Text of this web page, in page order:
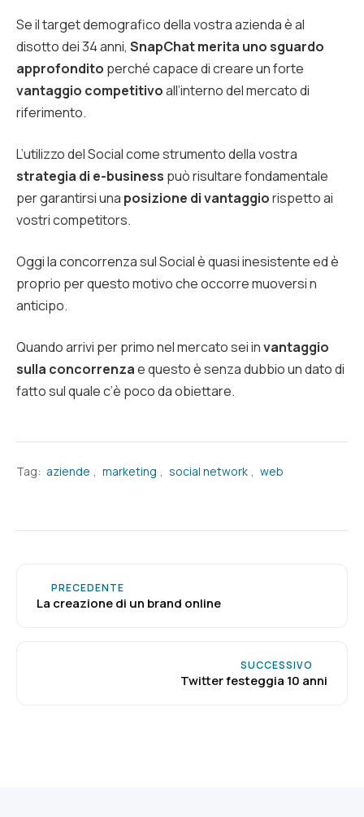
Se il target demografico della vostra azienda è al
disotto dei 34 anni, SnapChat merita uno sguardo
approfondito perché capace di creare un forte
vantaggio competitivoall’interno del mercato di
riferimento.
L’utilizzo del Social come strumento della vostra
strategia di e-business può risultare fondamentale
per garantirsi una posizione di vantaggiorispetto ai
vostri competitors.
Oggi la concorrenza sul Social è quasi inesistente ed è
proprio per questo motivo che occorre muoversi n
anticipo.
Quando arrivi per primo nel mercato sei invantaggio
sulla concorrenzae questo è senza dubbio un dato di
fatto sul quale c’è poco da obiettare.
Tag: aziende marketing social network web
PRECEDENTE
La creazione di un brand online
SUCCESSIVO
Twitter festeggia 10 anni